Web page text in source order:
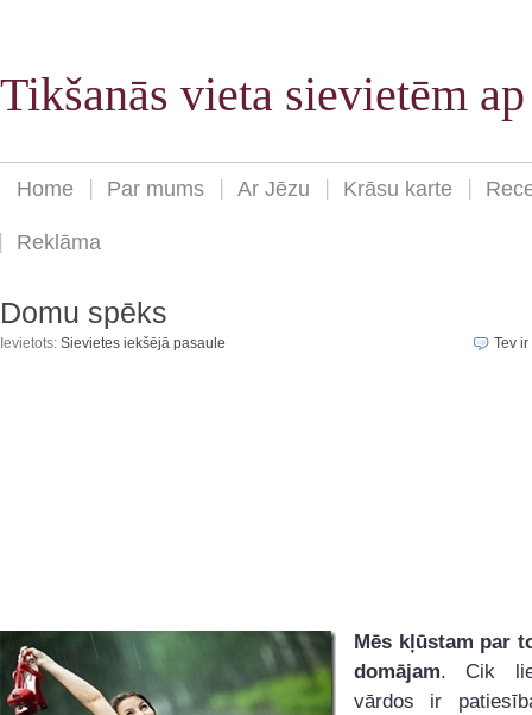
Tikšanās vieta sievietēm
Home Par mums Ar Jēzu Krāsu karte
Reklāma
Domu spēks
Ievietots: Sievietes iekšējā pasaule Tev ir
Mēs kļūstam par
domājam. Cik
vārdos ir